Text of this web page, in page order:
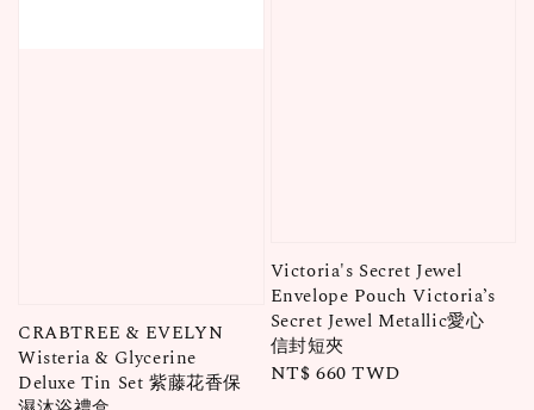
CRABTREE & EVELYN
Wisteria & Glycerine
Deluxe Tin Set 紫藤花香保
Victoria's Secret Jewel
Envelope Pouch Victoria’s
Secret Jewel Metallic愛心
信封短夾
Regular
NT$ 660 TWD